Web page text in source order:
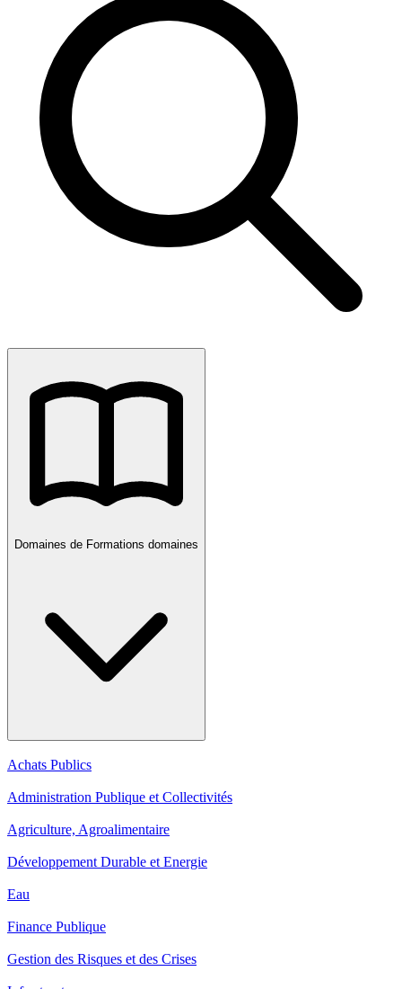
Domaines de Formations domaines
Achats Publics
Administration Publique et Collectivités
Agriculture, Agroalimentaire
Développement Durable et Energie
Eau
Finance Publique
Gestion des Risques et des Crises